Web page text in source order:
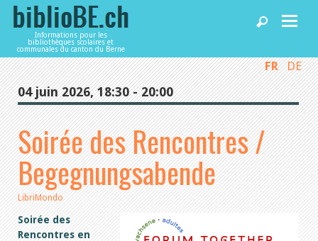
Informations pour les
bibliothèques scolaires et
communales du canton du Berne
Accueil
Articles
Bibliothèques
Agenda
FR DE
04 juin 2026, 18:30 - 20:00
Soirée des Rencontres /
Begegnungsabende
LibriMondo
Soirée des
Rencontres en